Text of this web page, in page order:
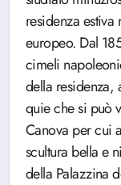
residenza
europeo. Dal
cimeli
della residenza,
quie che si può
Canova per cui
scultura bella e
della Palazzina